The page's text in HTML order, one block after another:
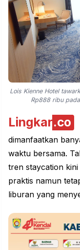
Lois Kienne Hotel
Rp888 ribu
Lingkar.co
dimanfaatkan
waktu bersama.
tren staycation
praktis namun
liburan yang